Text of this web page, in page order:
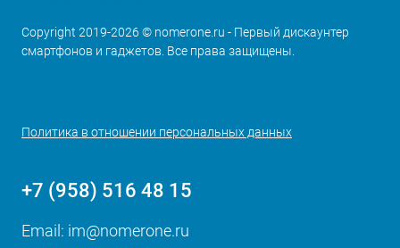
Copyright 2019-2026 © nomerone.ru - Первый дискаунтер
смартфонов и гаджетов. Все права защищены.
Политика в отношении персональных данных
+7 (958) 516 48 15
Email: im@nomerone.ru